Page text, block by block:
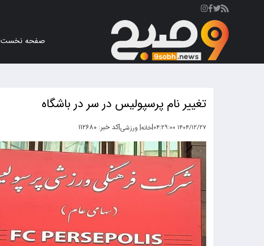
صفحه نخست
تغییر نام پرسپولیس در سر در باشگاه
۱۴۰۴/۱۲/۲۷ ۰۴:۲۹:۰۰ |خانه|ورزشی|کد خبر: ۱۱۲۶۸۰